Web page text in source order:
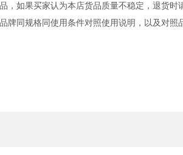
，如果买家认为本店货品质量不稳定，退货时
牌同规格同使用条件对照使用说明，以及对照